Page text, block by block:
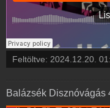
Feltöltve: 2024.12.20.
Balázsék Disznóvágás